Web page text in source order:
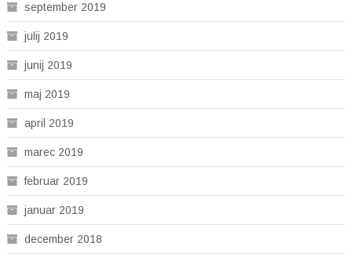
september 2019
julij 2019
junij 2019
maj 2019
april 2019
marec 2019
februar 2019
januar 2019
december 2018